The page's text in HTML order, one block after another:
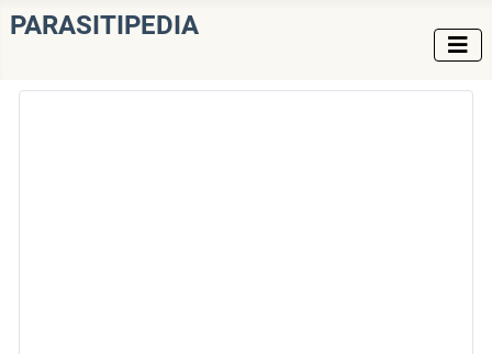
PARASITIPEDIA